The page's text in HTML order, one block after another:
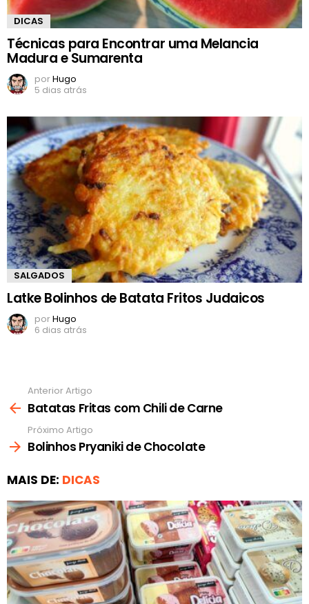
DICAS
Técnicas para Encontrar uma Melancia
Madura e Sumarenta
porHugo
5 dias atrás
SALGADOS
Latke Bolinhos de Batata Fritos Judaicos
porHugo
6 dias atrás
mais
Anterior Artigo
Batatas Fritas com Chili de Carne
Próximo Artigo
Bolinhos Pryaniki de Chocolate
MAIS DE: DICAS